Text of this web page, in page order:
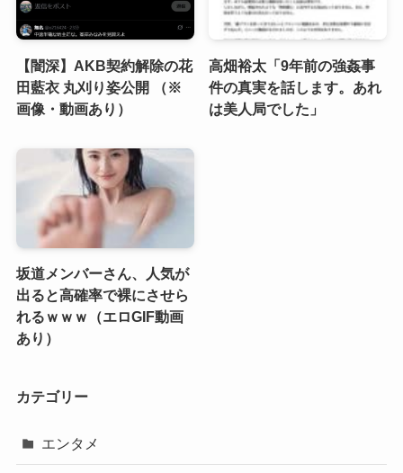
【闇深】AKB契約解除の花
田藍衣 丸刈り姿公開 （※
画像・動画あり）
高畑裕太「9年前の強姦事
件の真実を話します。あれ
は美人局でした」
坂道メンバーさん、人気が
出ると高確率で裸にさせら
れるｗｗｗ（エロGIF動画
あり）
カテゴリー
エンタメ